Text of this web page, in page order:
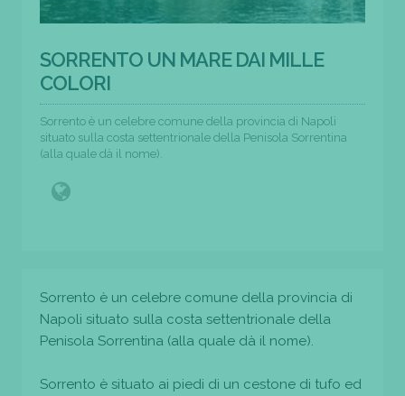
SORRENTO UN MARE DAI MILLE
COLORI
Sorrento è un celebre comune della provincia di Napoli
situato sulla costa settentrionale della Penisola Sorrentina
(alla quale dà il nome).
Sorrento è un celebre comune della provincia di
Napoli situato sulla costa settentrionale della
Penisola Sorrentina (alla quale dà il nome).
Sorrento è situato ai piedi di un cestone di tufo ed